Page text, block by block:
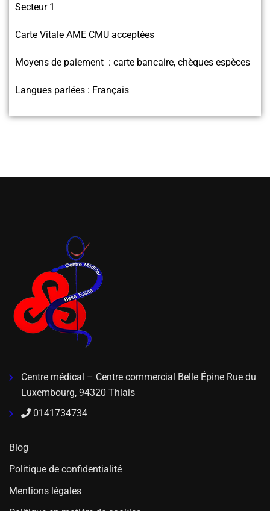
Secteur 1
Carte Vitale AME CMU acceptées
Moyens de paiement : carte bancaire, chèques espèces
Langues parlées : Français
Centre médical – Centre commercial Belle Épine Rue du
Luxembourg, 94320 Thiais
0141734734
Blog
Politique de confidentialité
Mentions légales